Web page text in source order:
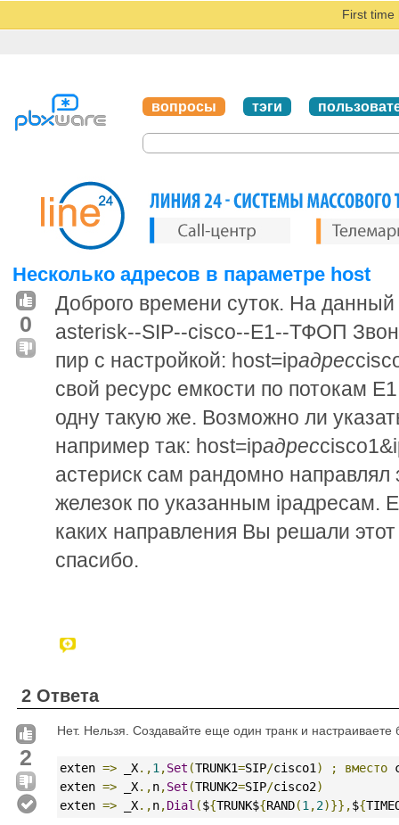
First time
вопросы тэги
Несколько адресов в параметре host
0
Доброго времени суток. На
asterisk--SIP--cisco--E1--ТФОП
пир с настройкой: host=ipадрес
свой ресурс емкости по потокам
одну такую же. Возможно ли
например так: host=ipадрес
астериск сам рандомно направлял
железок по указанным ipадресам.
каких направления Вы решали
спасибо.
2 Ответа
2
Нет. Нельзя. Создавайте еще один транк и
exten => _X.,1 ,Set (TRUNK1=SIP/cisco1 ) ; вместо
exten => _X.,n,Set (TRUNK2=SIP/cisco2)
exten => _X.,n,Dial (${TRUNK${RAND(1 ,2)}},${